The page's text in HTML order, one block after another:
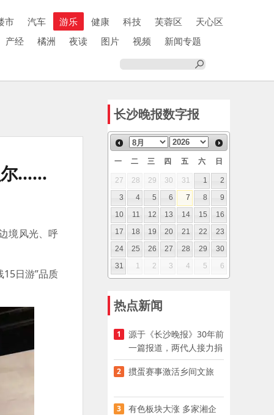
市 汽车 游乐 健康 科技 芙蓉区
天心区
产经 橘洲 夜读 图片 视频
新闻专题
尔……
境风光、呼
15日游”品质
长沙晚报数字报
一 二 三 四 五 六 日
27 28 29 30 31 1
2
3
4 5 6 7 8
9
10
11 12 13 14 15
16
17
18 19 20 21 22
23
24
25 26 27 28 29
30
31
1 2 3 4 5 6
热点新闻
1
源于《长沙晚报》30年前
一篇报道，两代人接力捐
资助学
2 掼蛋赛事激活乡间文旅
3
有色板块大涨 多家湘企